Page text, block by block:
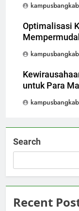
Optimalisasi
untuk Para
Search
Recent